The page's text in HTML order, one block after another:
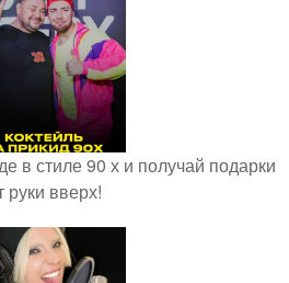
в стиле 90 х и получай подарки
руки вверх!